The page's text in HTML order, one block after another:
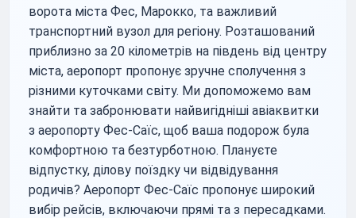
ворота міста Фес, Марокко, та важливий
транспортний вузол для регіону. Розташований
приблизно за 20 кілометрів на південь від центру
міста, аеропорт пропонує зручне сполучення з
різними куточками світу. Ми допоможемо вам
знайти та забронювати найвигідніші авіаквитки
з аеропорту Фес-Саїс, щоб ваша подорож була
комфортною та безтурботною. Плануєте
відпустку, ділову поїздку чи відвідування
родичів? Аеропорт Фес-Саїс пропонує широкий
вибір рейсів, включаючи прямі та з пересадками.